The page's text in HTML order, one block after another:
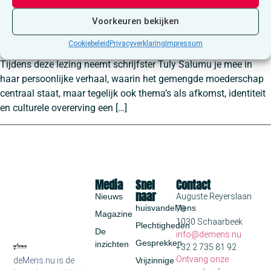
Voorkeuren bekijken
Cookiebeleid Privacyverklaring Impressum
Tijdens deze lezing neemt schrijfster Tuly Salumu je mee in
haar persoonlijke verhaal, waarin het gemengde moederschap
centraal staat, maar tegelijk ook thema’s als afkomst, identiteit
en culturele overerving een […]
deMens.nu is de
Snel
naar
huisvandeMens
Plechtigheden
Gesprekken
Vrijzinnige
Media
Nieuws
Magazine
De
inzichten
Contact
Auguste Reyerslaan
70
1030 Schaarbeek
info@demens.nu
+32 2 735 81 92
Ontvang onze